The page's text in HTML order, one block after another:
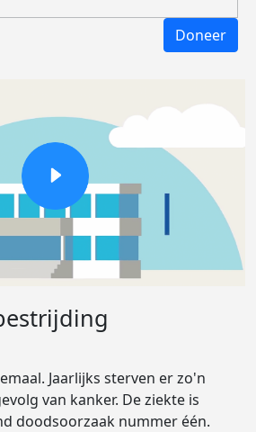
Doneer
Jaarlijks sterven er zo'n
van kanker. De ziekte is
doodsoorzaak nummer één.